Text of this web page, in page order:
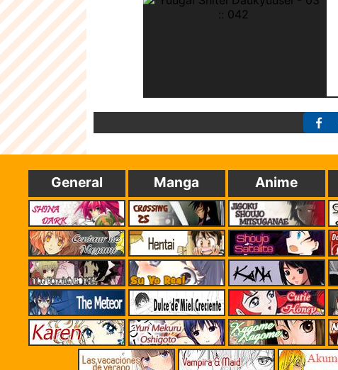
General Manga Anime